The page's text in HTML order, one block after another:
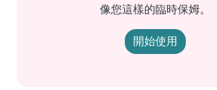
像您這樣的臨時保姆。
開始使用